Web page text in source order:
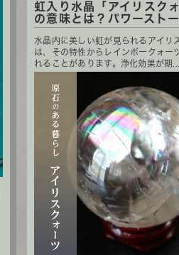
虹入り水晶「アイリスクォ
の意味とは？パワーストー
水晶内に美しい虹が見られるアイリ
は、その特性からレインボークォー
れることがあります。浄化効果が期...